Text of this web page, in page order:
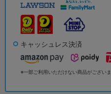
キャッシュレス決済
※一部ご利用いただけない商品がございま